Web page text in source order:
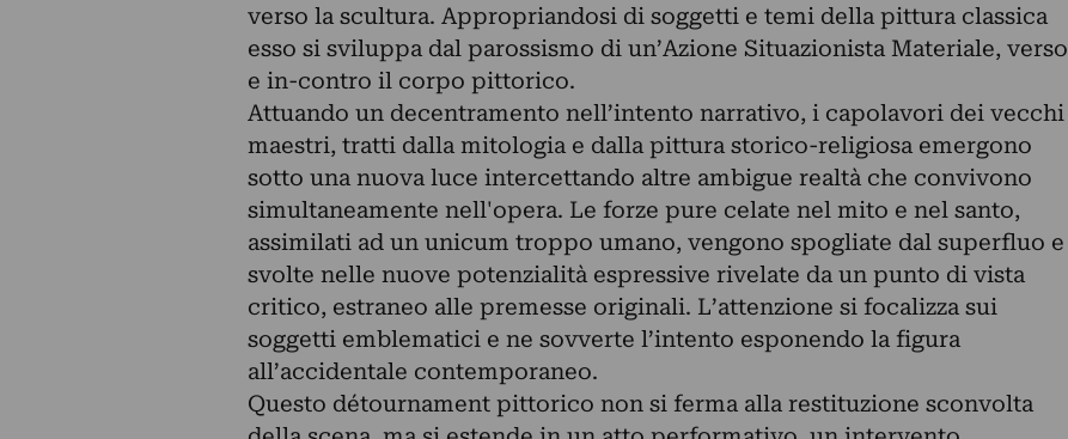
verso la scultura. Appropriandosi di soggetti e temi della pittura classica
esso si sviluppa dal parossismo di un’Azione Situazionista Materiale, verso
e in-contro il corpo pittorico.
Attuando un decentramento nell’intento narrativo, i capolavori dei vecchi
maestri, tratti dalla mitologia e dalla pittura storico-religiosa emergono
sotto una nuova luce intercettando altre ambigue realtà che convivono
simultaneamente nell'opera. Le forze pure celate nel mito e nel santo,
assimilati ad un unicum troppo umano, vengono spogliate dal superfluo e
svolte nelle nuove potenzialità espressive rivelate da un punto di vista
critico, estraneo alle premesse originali. L’attenzione si focalizza sui
soggetti emblematici e ne sovverte l’intento esponendo la figura
all’accidentale contemporaneo.
Questo détournament pittorico non si ferma alla restituzione sconvolta